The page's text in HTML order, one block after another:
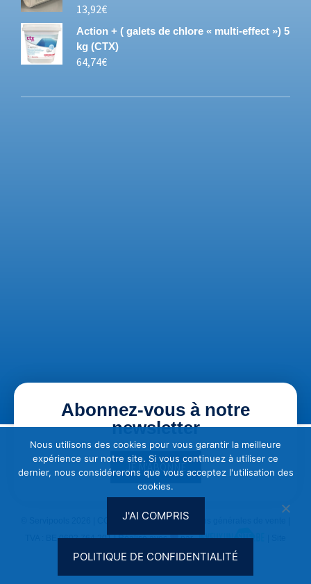
13,92€
Action + ( galets de chlore « multi-effect ») 5
kg (CTX)
64,74€
Abonnez-vous à notre
newsletter
JE M'ABONNE
CGU & Vie privée| Conditions générales de vente
TVA : BE 0692.764.201 | Réalisé avec
par
Nous utilisons des cookies pour vous garantir la meilleure
expérience sur notre site. Si vous continuez à utiliser ce
dernier, nous considérerons que vous acceptez l'utilisation des
cookies.
J'AI COMPRIS
POLITIQUE DE CONFIDENTIALITÉ